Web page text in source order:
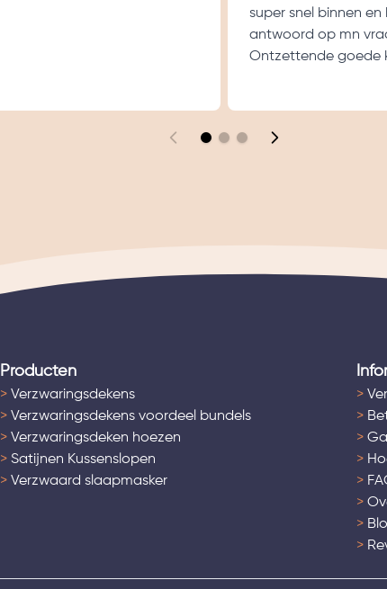
super snel binnen
antwoord op mn
Ontzettende goede
Producten
>Verzwaringsdekens
>Verzwaringsdekens voordeel bundels
>Verzwaringsdeken hoezen
>Satijnen Kussenslopen
>Verzwaard slaapmasker
>
>
>
>
>
>
>
>